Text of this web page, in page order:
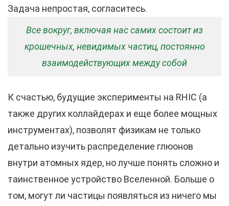
Задача непростая, согласитесь.
Все вокруг, включая нас самих состоит из
крошечных, невидимых частиц, постоянно
взаимодействующих между собой
К счастью, будущие эксперименты на RHIC (а
также других коллайдерах и еще более мощных
инструментах), позволят физикам не только
детально изучить распределение глюонов
внутри атомных ядер, но лучше понять сложно и
таинственное устройство Вселенной. Больше о
том, могут ли частицы появляться из ничего мы